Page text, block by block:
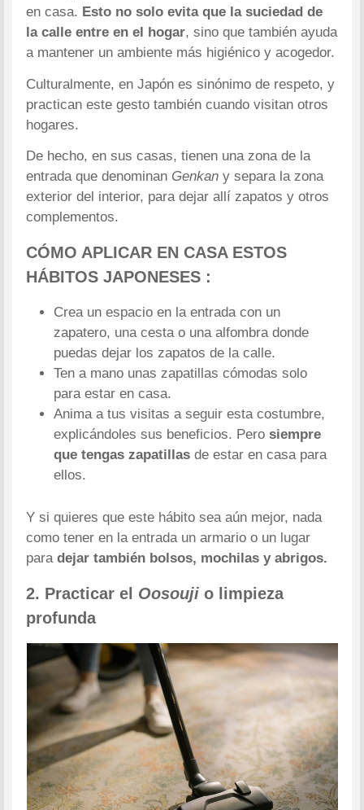
en casa. Esto no solo evita que la suciedad de
la calle entre en el hogar, sino que también ayuda
a mantener un ambiente más higiénico y acogedor.
Culturalmente, en Japón es sinónimo de respeto, y
practican este gesto también cuando visitan otros
hogares.
De hecho, en sus casas, tienen una zona de la
entrada que denominan Genkan y separa la zona
exterior del interior, para dejar allí zapatos y otros
complementos.
CÓMO APLICAR EN CASA ESTOS
HÁBITOS JAPONESES :
Crea un espacio en la entrada con un
zapatero, una cesta o una alfombra donde
puedas dejar los zapatos de la calle.
Ten a mano unas zapatillas cómodas solo
para estar en casa.
Anima a tus visitas a seguir esta costumbre,
explicándoles sus beneficios. Perosiempre
que tengas zapatillas de estar en casa para
ellos.
Y si quieres que este hábito sea aún mejor, nada
como tener en la entrada un armario o un lugar
paradejar también bolsos, mochilas y abrigos.
2. Practicar el Oosouji o limpieza
profunda